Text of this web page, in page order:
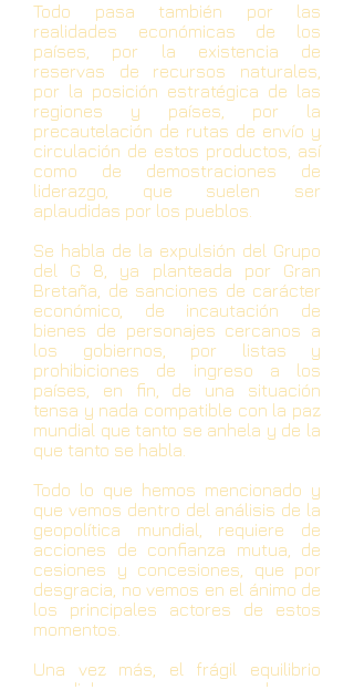
Todo pasa también por las
realidades económicas de los
países, por la existencia de
reservas de recursos naturales,
por la posición estratégica de las
regiones y países, por la
precautelación de rutas de envío y
circulación de estos productos, así
como de demostraciones de
liderazgo, que suelen ser
aplaudidas por los pueblos.
Se habla de la expulsión del Grupo
del G 8, ya planteada por Gran
Bretaña, de sanciones de carácter
económico, de incautación de
bienes de personajes cercanos a
los gobiernos, por listas y
prohibiciones de ingreso a los
países, en fin, de una situación
tensa y nada compatible con la paz
mundial que tanto se anhela y de la
que tanto se habla.
Todo lo que hemos mencionado y
que vemos dentro del análisis de la
geopolítica mundial, requiere de
acciones de confianza mutua, de
cesiones y concesiones, que por
desgracia, no vemos en el ánimo de
los principales actores de estos
momentos.
Una vez más, el frágil equilibrio
mundial, se ve amenazado por